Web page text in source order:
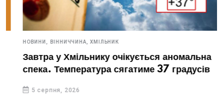
НОВИНИ, ВІННИЧЧИНА, ХМІЛЬНИК
Завтра у Хмільнику очікується аномальна
спека. Температура сягатиме 37 градусів
5 серпня, 2026